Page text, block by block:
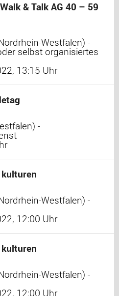
& Talk AG 40 – 59
Westfalen) -
selbst organisiertes
13:15 Uhr
-
Westfalen) -
12:00 Uhr
Westfalen) -
12:00 Uhr